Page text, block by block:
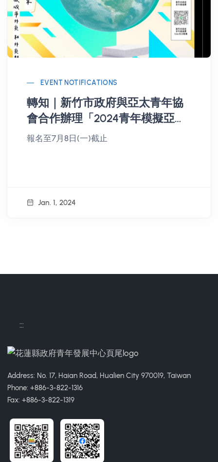
EVENT NOTIFICATIONS
轉知｜新竹市政府與亞太青年協
會合作辦理「2024青年模擬亞太
經合會（Model APEC)」
報名至7月8日(一)截止
Jan. 1, 2024
:::
Address: No. 17, Haian Road, Hualien City 970019, Taiwan
Phone: +886-3-822-1316
Fax: +886-3-822-1319